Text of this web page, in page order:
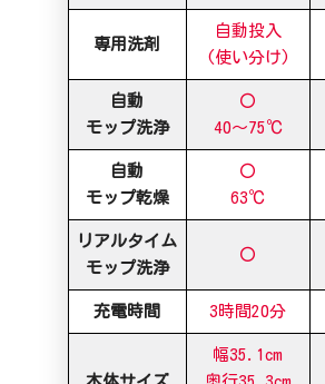
専用洗剤
自動投入
(使い分け)
自動
モップ洗浄
〇
40～75℃
自動
モップ乾燥
〇
63℃
リアルタイム
モップ洗浄
〇
充電時間 3時間20分
幅35.1cm